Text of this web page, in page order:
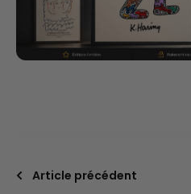
Article précédent